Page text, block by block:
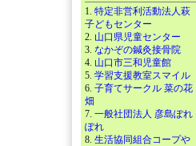
1. 特定非営利活動法人萩
子どもセンター
2. 山口県児童センター
3. なかぞの鍼灸接骨院
4. 山口市三和児童館
5. 学習支援教室スマイル
6. 子育てサークル 菜の花
畑
7. 一般社団法人 彦島ぽれ
ぽれ
8. 生活協同組合コープや